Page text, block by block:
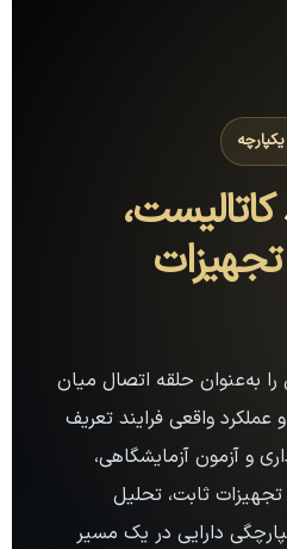
کاتالیست،
به‌عنوان حلقه اتصال میان
واقعی فرایند تعریف
و آزمون آزمایشگاهی،
ثابت، تحلیل
دارایی در یک مسیر